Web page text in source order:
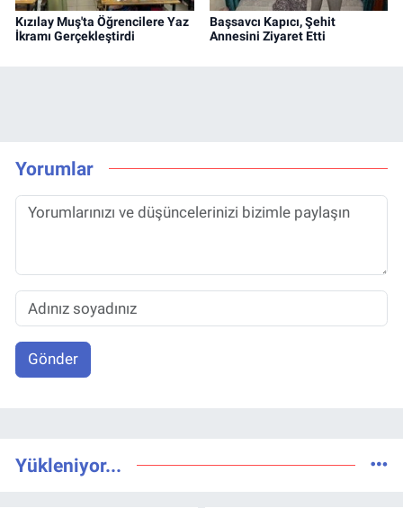
Kızılay Muş'ta Öğrencilere Yaz
İkramı Gerçekleştirdi
Başsavcı Kapıcı, Şehit
Annesini Ziyaret Etti
Yorumlar
Gönder
Yükleniyor...